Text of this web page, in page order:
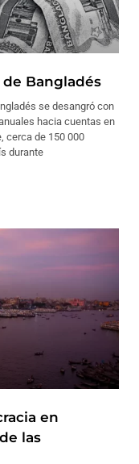
Bangladés
se desangró con
hacia cuentas en
cerca de 150 000
durante
en
las